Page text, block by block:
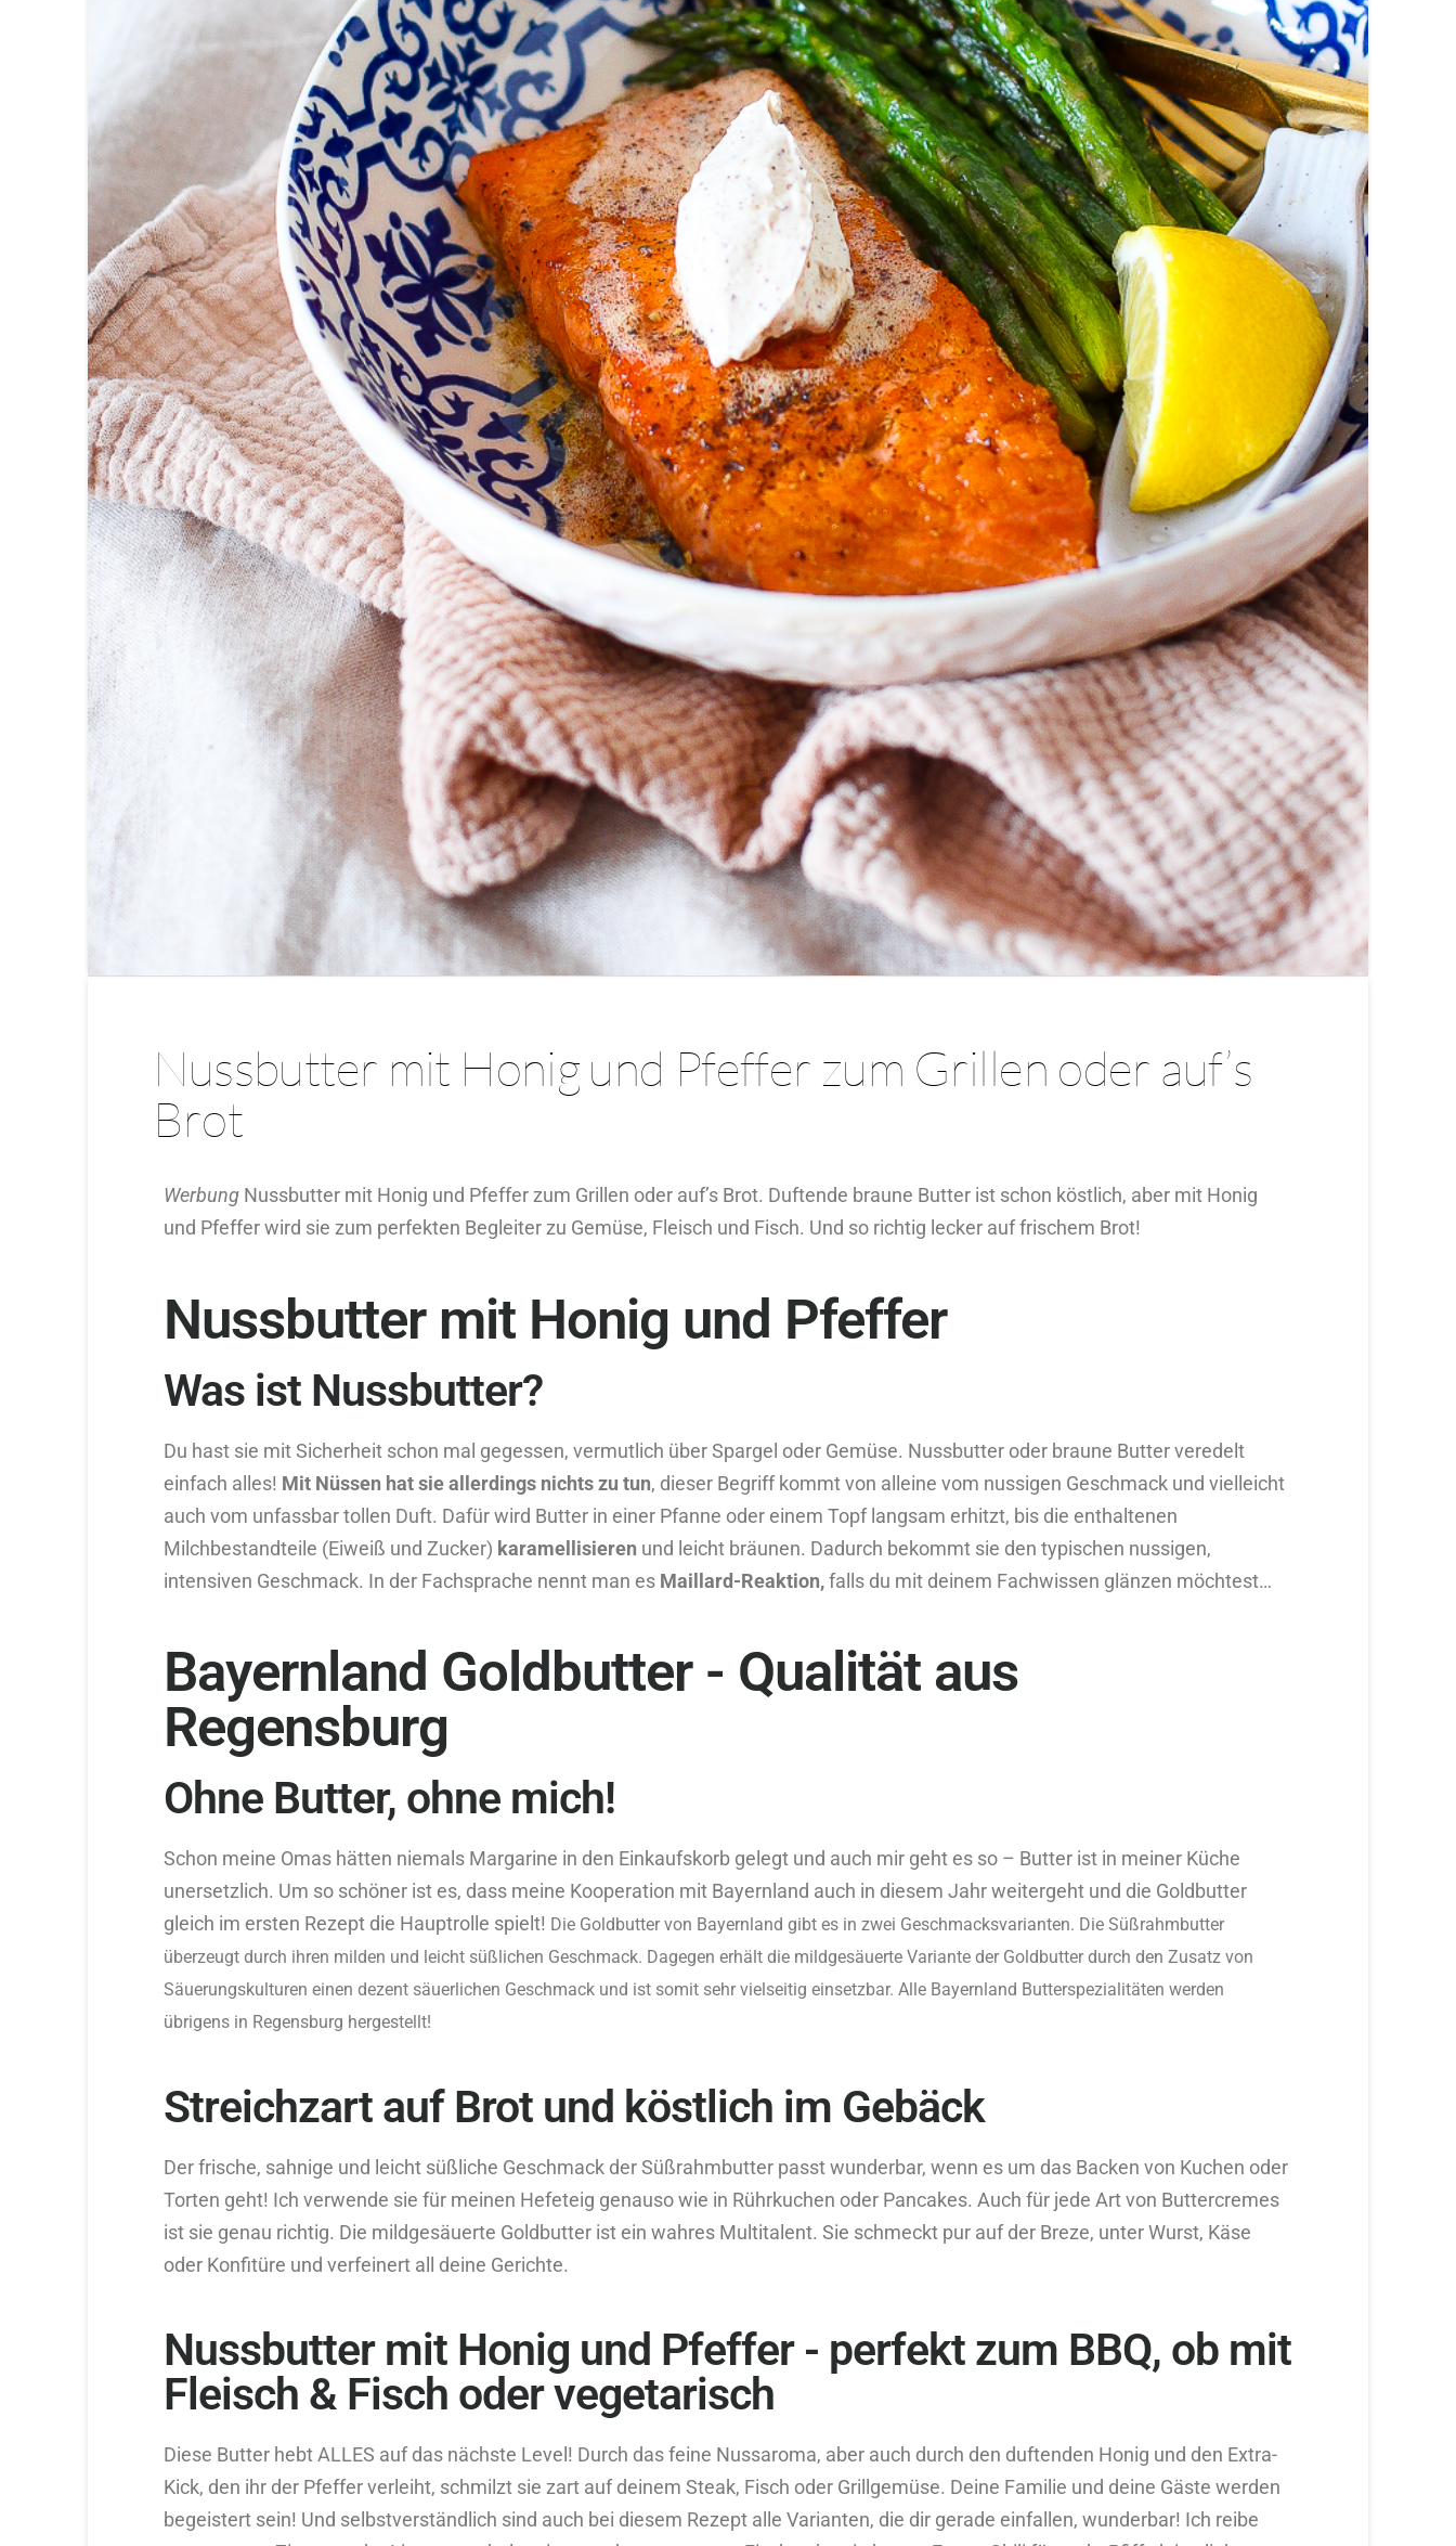
Nussbutter mit Honig und Pfeffer zum Grillen oder auf’s
Brot
WerbungNussbutter mit Honig und Pfeffer zum Grillen oder auf’s Brot. Duftende braune Butter ist schon köstlich, aber mit Honig
und Pfeffer wird sie zum perfekten Begleiter zu Gemüse, Fleisch und Fisch. Und so richtig lecker auf frischem Brot!
Nussbutter mit Honig und Pfeffer
Was ist Nussbutter?
Du hast sie mit Sicherheit schon mal gegessen, vermutlich über Spargel oder Gemüse. Nussbutter oder braune Butter veredelt
einfach alles! Mit Nüssen hat sie allerdings nichts zu tun, dieser Begriff kommt von alleine vom nussigen Geschmack und vielleicht
auch vom unfassbar tollen Duft. Dafür wird Butter in einer Pfanne oder einem Topf langsam erhitzt, bis die enthaltenen
Milchbestandteile (Eiweiß und Zucker) karamellisieren und leicht bräunen. Dadurch bekommt sie den typischen nussigen,
intensiven Geschmack. In der Fachsprache nennt man es Maillard-Reaktion,falls du mit deinem Fachwissen glänzen möchtest…
Bayernland Goldbutter - Qualität aus
Regensburg
Ohne Butter, ohne mich!
Schon meine Omas hätten niemals Margarine in den Einkaufskorb gelegt und auch mir geht es so – Butter ist in meiner Küche
unersetzlich. Um so schöner ist es, dass meine Kooperation mit Bayernland auch in diesem Jahr weitergeht und die Goldbutter
gleich im ersten Rezept die Hauptrolle spielt! Die Goldbutter von Bayernland gibt es in zwei Geschmacksvarianten. Die Süßrahmbutter
überzeugt durch ihren milden und leicht süßlichen Geschmack. Dagegen erhält die mildgesäuerte Variante der Goldbutter durch den Zusatz von
Säuerungskulturen einen dezent säuerlichen Geschmack und ist somit sehr vielseitig einsetzbar. Alle Bayernland Butterspezialitäten werden
übrigens in Regensburg hergestellt!
Streichzart auf Brot und köstlich im Gebäck
Der frische, sahnige und leicht süßliche Geschmack der Süßrahmbutter passt wunderbar, wenn es um das Backen von Kuchen oder
Torten geht! Ich verwende sie für meinen Hefeteig genauso wie in Rührkuchen oder Pancakes. Auch für jede Art von Buttercremes
ist sie genau richtig. Die mildgesäuerte Goldbutter ist ein wahres Multitalent. Sie schmeckt pur auf der Breze, unter Wurst, Käse
oder Konfitüre und verfeinert all deine Gerichte.
Nussbutter mit Honig und Pfeffer - perfekt zum BBQ, ob mit
Fleisch & Fisch oder vegetarisch
Diese Butter hebt ALLES auf das nächste Level! Durch das feine Nussaroma, aber auch durch den duftenden Honig und den Extra-
Kick, den ihr der Pfeffer verleiht, schmilzt sie zart auf deinem Steak, Fisch oder Grillgemüse. Deine Familie und deine Gäste werden
begeistert sein! Und selbstverständlich sind auch bei diesem Rezept alle Varianten, die dir gerade einfallen, wunderbar! Ich reibe